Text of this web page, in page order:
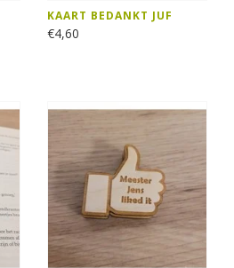
KAART BEDANKT JUF
€4,60